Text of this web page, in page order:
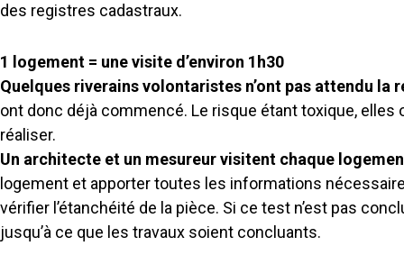
des registres cadastraux.
1 logement = une visite d’environ 1h30
Quelques riverains volontaristes n’ont pas attendu
ont donc déjà commencé. Le risque étant toxique,
réaliser.
Un architecte et un mesureur visitent chaque
logement et apporter toutes les informations
vérifier l’étanchéité de la pièce. Si ce test n’est pas
jusqu’à ce que les travaux soient concluants.